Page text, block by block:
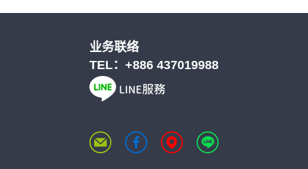
业务联络
TEL： +886 437019988